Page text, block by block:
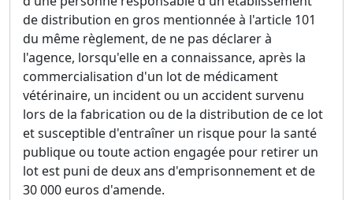
de distribution en gros mentionnée à l'article 101
du même règlement, de ne pas déclarer à
l'agence, lorsqu'elle en a connaissance, après la
commercialisation d'un lot de médicament
vétérinaire, un incident ou un accident survenu
lors de la fabrication ou de la distribution de ce lot
et susceptible d'entraîner un risque pour la santé
publique ou toute action engagée pour retirer un
lot est puni de deux ans d'emprisonnement et de
30 000 euros d'amende.